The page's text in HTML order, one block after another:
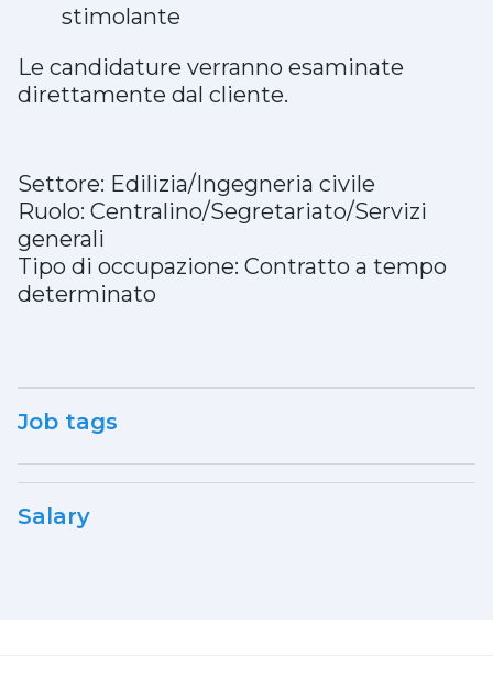
stimolante
Le candidature verranno esaminate
direttamente dal cliente.
Settore: Edilizia/Ingegneria civile
Ruolo: Centralino/Segretariato/Servizi
generali
Tipo di occupazione: Contratto a tempo
determinato
Job tags
Salary